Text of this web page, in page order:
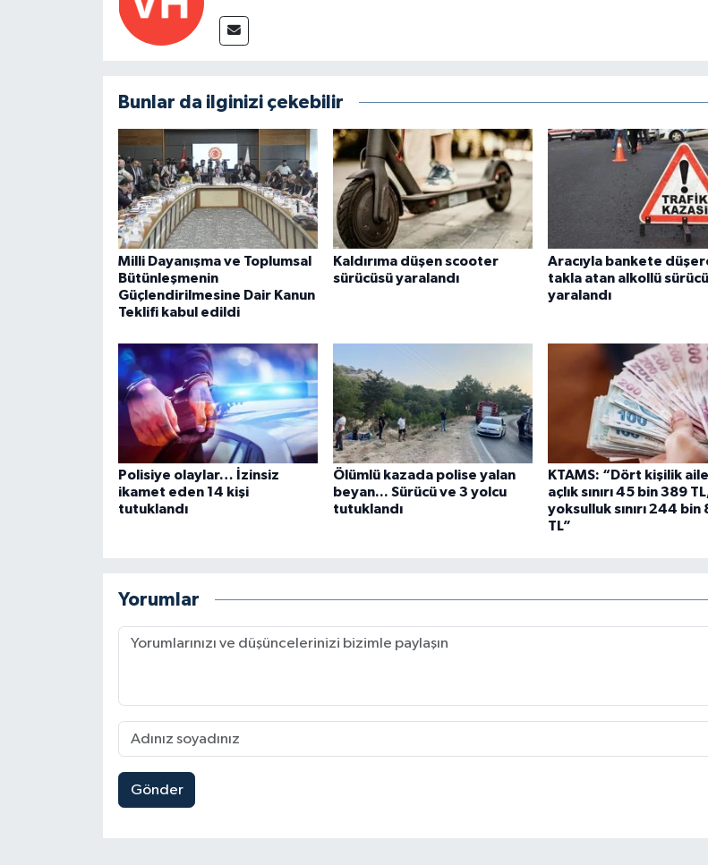
Bunlar da ilginizi çekebilir
Milli Dayanışma ve Toplumsal
Bütünleşmenin
Güçlendirilmesine Dair Kanun
Teklifi kabul edildi
Kaldırıma düşen scooter
sürücüsü yaralandı
Aracıyla bankete
takla atan alkollü sürücü
yaralandı
Polisiye olaylar… İzinsiz
ikamet eden 14 kişi
tutuklandı
Ölümlü kazada polise yalan
beyan... Sürücü ve 3 yolcu
tutuklandı
KTAMS: “Dört kişilik
açlık sınırı 45 bin 389
yoksulluk sınırı 244 bin
TL”
Yorumlar
Gönder